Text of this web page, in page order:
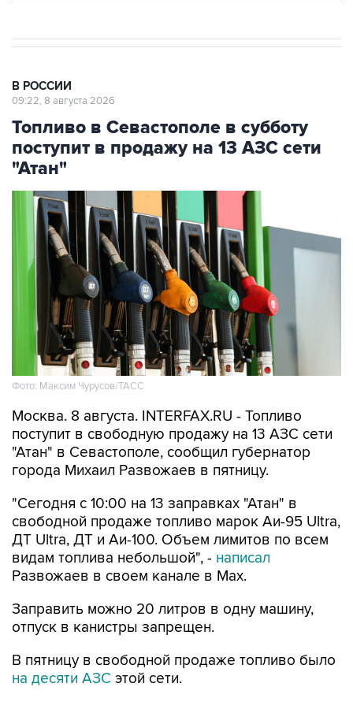
В РОССИИ
09:22, 8 августа 2026
Топливо в Севастополе в субботу
поступит в продажу на 13 АЗС сети
"Атан"
Фото: Максим Чурусов/ТАСС
Москва. 8 августа. INTERFAX.RU - Топливо
поступит в свободную продажу на 13 АЗС сети
"Атан" в Севастополе, сообщил губернатор
города Михаил Развожаев в пятницу.
"Сегодня с 10:00 на 13 заправках "Атан" в
свободной продаже топливо марок Аи-95 Ultra,
ДТ Ultra, ДТ и Аи-100. Объем лимитов по всем
видам топлива небольшой", - написал
Развожаев в своем канале в Max.
Заправить можно 20 литров в одну машину,
отпуск в канистры запрещен.
В пятницу в свободной продаже топливо было
на десяти АЗС этой сети.